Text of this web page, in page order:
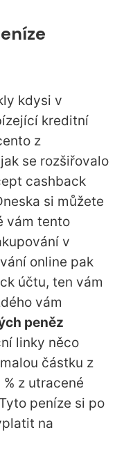
kdysi v
kreditní
z
se rozšiřovalo
cashback
si můžete
vám tento
v
online pak
účtu, ten vám
vám
peněz
linky něco
částku z
z utracené
peníze si po
na